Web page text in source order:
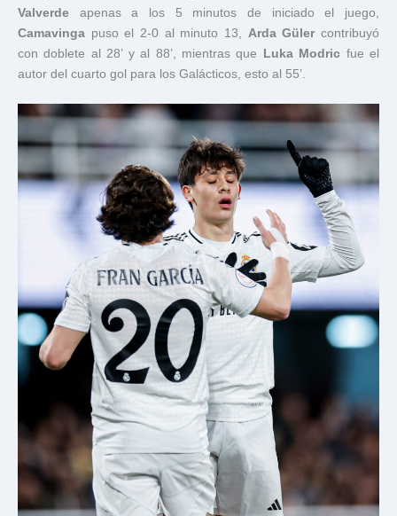
Valverde apenas a los 5 minutos de iniciado el juego,
Camavinga puso el 2-0 al minuto 13, Arda Gülercontribuyó
con doblete al 28’ y al 88’, mientras que Luka Modric fue el
autor del cuarto gol para los Galácticos, esto al 55’.